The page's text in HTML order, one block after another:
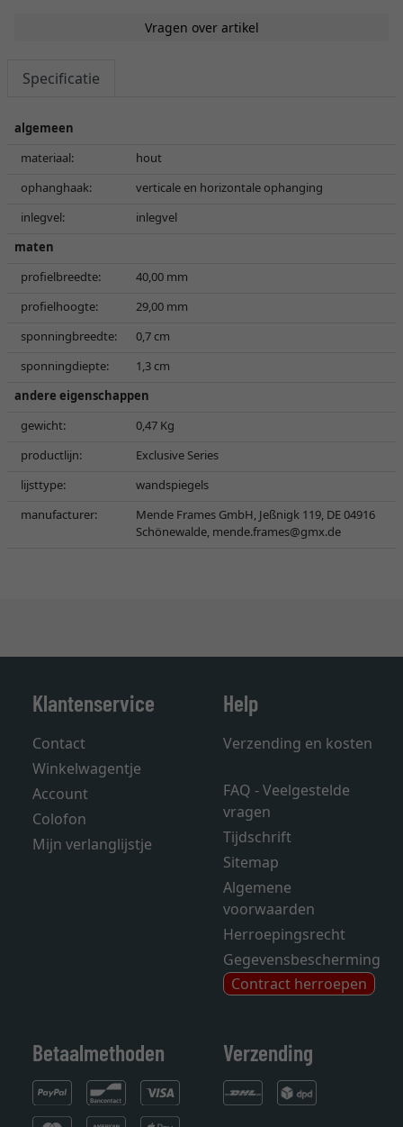
Vragen over artikel
Specificatie
algemeen
materiaal:
hout
ophanghaak:
verticale en horizontale ophanging
inlegvel:
inlegvel
maten
profielbreedte:
40,00 mm
profielhoogte:
29,00 mm
sponningbreedte:
0,7 cm
sponningdiepte:
1,3 cm
andere eigenschappen
gewicht:
0,47 Kg
productlijn:
Exclusive Series
lijsttype:
wandspiegels
manufacturer:
Mende Frames GmbH, Jeßnigk 119, DE 04916
Schönewalde, mende.frames@gmx.de
Klantenservice
Contact
Winkelwagentje
Account
Colofon
Mijn verlanglijstje
Help
Verzending en kosten
FAQ - Veelgestelde
vragen
Tijdschrift
Sitemap
Algemene
voorwaarden
Herroepingsrecht
Gegevensbescherming
Contract herroepen
Betaalmethoden Verzending